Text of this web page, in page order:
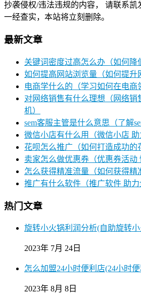
抄袭侵权/违法违规的内容， 请联系凯
一经查实，本站将立刻删除。
最新文章
关键词密度过高怎么办（如何降
如何提高网站浏览量（如何提升
电商学什么的（学习如何在电商
对网络销售有什么理想（网络销
机）
sem客服主管是什么意思（了解
微信小店有什么用（微信小店 助
花呗怎么推广（如何打造成功的
卖家怎么做优惠券（优惠券活动
怎么获得精准流量（如何获得精
推广有什么软件（推广软件 助力
热门文章
旋转小火锅利润分析(自助旋转
2023年 7月 24日
怎么加盟24小时便利店(24小时
2023年 8月 8日